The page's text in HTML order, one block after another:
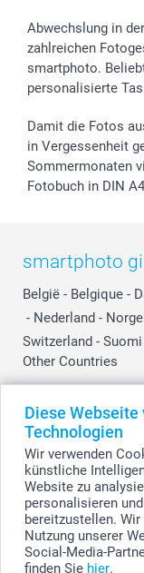
Diese Webseite
Technologien
Wir verwenden
künstliche
Website zu
personalisieren
bereitzustellen.
Nutzung unserer
Social-Media-
finden Sie hier.
Abwechslung in
zahlreichen
smartphoto.
personalisierte
Damit die Fotos
in Vergessenheit
Sommermonaten
Fotobuch in DIN
smartphoto
België - Belgique -
- Nederland - Norge
Switzerland - Suomi
Other Countries
©
Alle Preise verstehen